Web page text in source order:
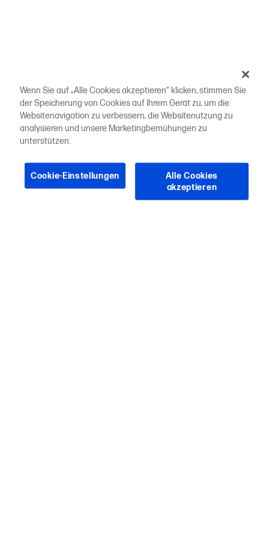
Wenn Sie auf „Alle Cookies akzeptieren“ klicken, stimmen Sie
der Speicherung von Cookies auf Ihrem Gerät zu, um die
Websitenavigation zu verbessern, die Websitenutzung zu
analysieren und unsere Marketingbemühungen zu
unterstützen.
Cookie-Einstellungen
Alle Cookies
akzeptieren